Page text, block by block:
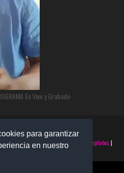
para garantizar
en nuestro
En Vivo y Grabado
Reservados | Creado con SoraTemplates |
porSANTO MONTERO